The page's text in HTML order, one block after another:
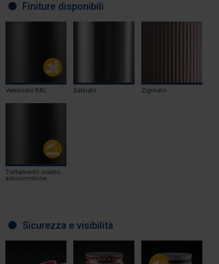
Finiture disponibili
Verniciato RAL Satinato Zigrinato
Trattamento marino
anticorrosione
Sicurezza e visibilità